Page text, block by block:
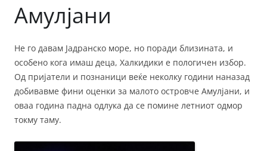
Амулјани
Не го давам Јадранско море, но поради близината, и
особено кога имаш деца, Халкидики е пологичен избор.
Од пријатели и познаници веќе неколку години наназад
добивавме фини оценки за малото островче Амулјани, и
оваа година падна одлука да се помине летниот одмор
токму таму.